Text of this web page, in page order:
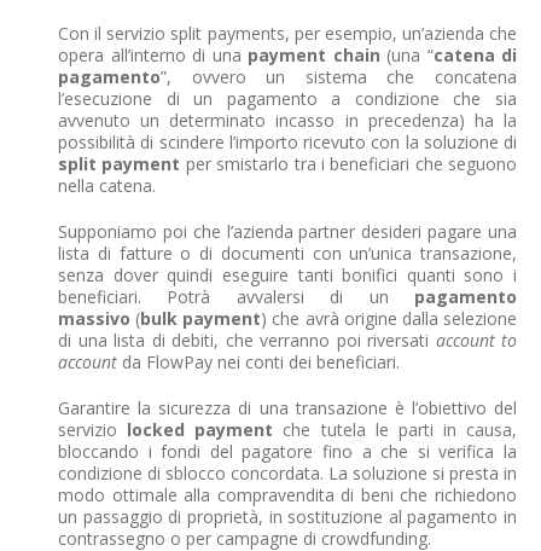
Con il servizio split payments, per esempio, un’azienda che
opera all’interno di una payment chain (una “catena di
pagamento”, ovvero un sistema che concatena
l’esecuzione di un pagamento a condizione che sia
avvenuto un determinato incasso in precedenza) ha la
possibilità di scindere l’importo ricevuto con la soluzione di
split payment per smistarlo tra i beneficiari che seguono
nella catena.
Supponiamo poi che l’azienda partner desideri pagare una
lista di fatture o di documenti con un’unica transazione,
senza dover quindi eseguire tanti bonifici quanti sono i
beneficiari. Potrà avvalersi di un pagamento
massivo (bulk payment) che avrà origine dalla selezione
di una lista di debiti, che verranno poi riversati account to
account da FlowPay nei conti dei beneficiari.
Garantire la sicurezza di una transazione è l’obiettivo del
servizio locked payment che tutela le parti in causa,
bloccando i fondi del pagatore fino a che si verifica la
condizione di sblocco concordata. La soluzione si presta in
modo ottimale alla compravendita di beni che richiedono
un passaggio di proprietà, in sostituzione al pagamento in
contrassegno o per campagne di crowdfunding.